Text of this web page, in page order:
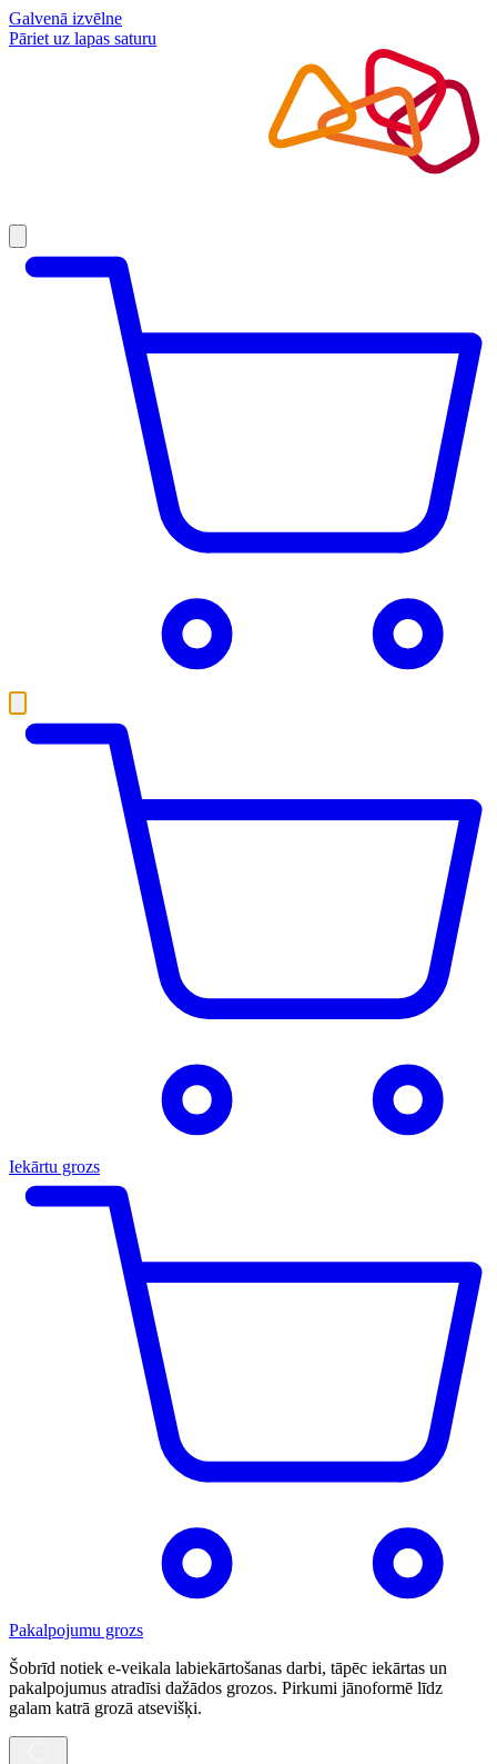
Galvenā izvēlne
Pāriet uz lapas saturu
Iekārtu grozs
Pakalpojumu grozs
Šobrīd notiek e-veikala labiekārtošanas darbi, tāpēc iekārtas un
pakalpojumus atradīsi dažādos grozos. Pirkumi jānoformē līdz
galam katrā grozā atsevišķi.